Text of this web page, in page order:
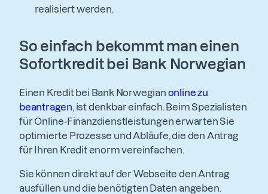
realisiert werden.
So einfach bekommt man einen
Sofortkredit bei Bank Norwegian
Einen Kredit bei Bank Norwegian online zu
beantragen, ist denkbar einfach. Beim Spezialisten
für Online-Finanzdienstleistungen erwarten Sie
optimierte Prozesse und Abläufe, die den Antrag
für Ihren Kredit enorm vereinfachen.
Sie können direkt auf der Webseite den Antrag
ausfüllen und die benötigten Daten angeben.